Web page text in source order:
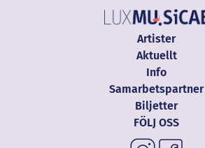
Artister
Aktuellt
Info
Samarbetspartner
Biljetter
FÖLJ OSS